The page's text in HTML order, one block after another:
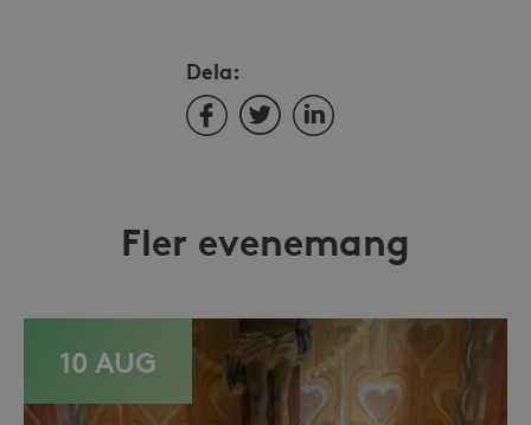
Dela:
FacebookTwitterLinkedIn
Fler evenemang
10 AUG